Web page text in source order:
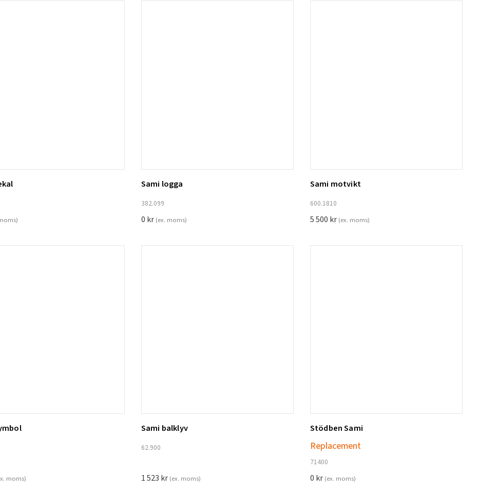
till i varukorg Lägg till i varukorg Lägg till i varukorg
Sami logga
382.099
0 kr (ex. moms)
Sami motvikt
600.1810
5 500 kr (ex. moms)
till i varukorg Lägg till i varukorg
moms)
Lägg till i varukorg
Sami balklyv
62.900
1 523 kr (ex. moms)
Stödben Sami
Replacement
71400
0 kr (ex. moms)